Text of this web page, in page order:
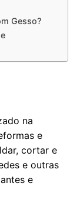
Gesso?
na
e
cortar e
e outras
e